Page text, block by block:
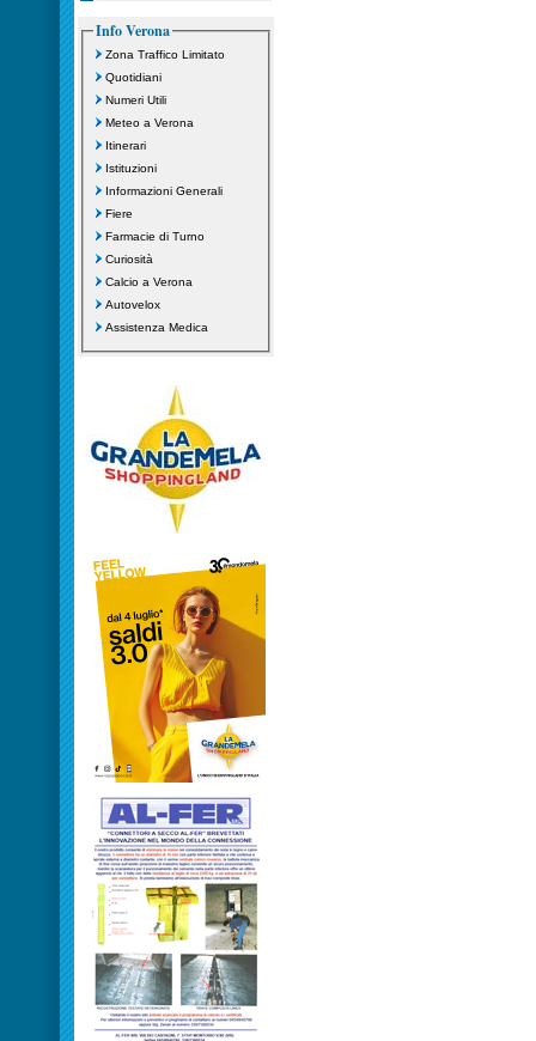
Info Verona
Zona Traffico Limitato
Quotidiani
Numeri Utili
Meteo a Verona
Itinerari
Istituzioni
Informazioni Generali
Fiere
Farmacie di Turno
Curiosità
Calcio a Verona
Autovelox
Assistenza Medica